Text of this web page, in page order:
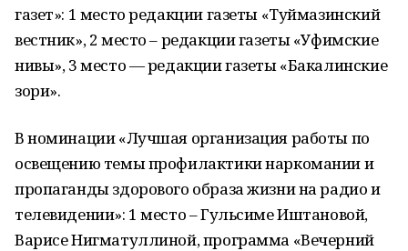
газет»: 1 место редакции газеты «Туймазинский
вестник», 2 место – редакции газеты «Уфимские
нивы», 3 место — редакции газеты «Бакалинские
зори».
В номинации «Лучшая организация работы по
освещению темы профилактики наркомании и
пропаганды здорового образа жизни на радио и
телевидении»: 1 место – Гульсиме Иштановой,
Варисе Нигматуллиной, программа «Вечерний